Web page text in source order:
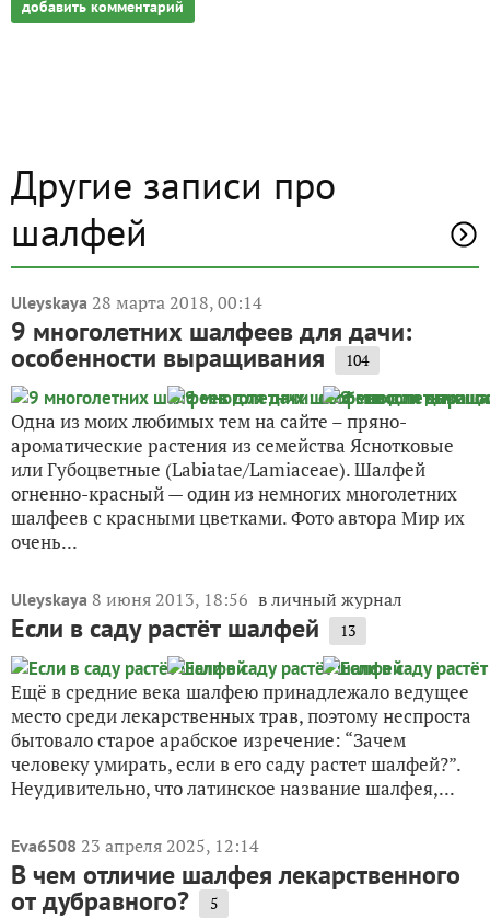
добавить комментарий
Другие записи про
шалфей
Uleyskaya 28 марта 2018, 00:14
9 многолетних шалфеев для дачи:
особенности выращивания 104
Одна из моих любимых тем на сайте – пряно-
ароматические растения из семейства Яснотковые
или Губоцветные (Labiatae/Lamiaceae). Шалфей
огненно-красный — один из немногих многолетних
шалфеев с красными цветками. Фото автора Мир их
очень...
Uleyskaya 8 июня 2013, 18:56 в личный журнал
Если в саду растёт шалфей 13
Ещё в средние века шалфею принадлежало ведущее
место среди лекарственных трав, поэтому неспроста
бытовало старое арабское изречение: “Зачем
человеку умирать, если в его саду растет шалфей?”.
Неудивительно, что латинское название шалфея,...
Eva6508 23 апреля 2025, 12:14
В чем отличие шалфея лекарственного
от дубравного? 5